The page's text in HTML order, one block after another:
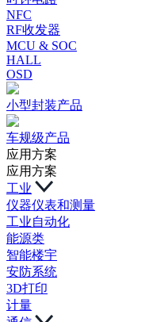
NFC
RF收发器
MCU & SOC
HALL
OSD
小型封装产品
车规级产品
应用方案
应用方案
工业
仪器仪表和测量
工业自动化
能源类
智能楼宇
安防系统
3D打印
计量